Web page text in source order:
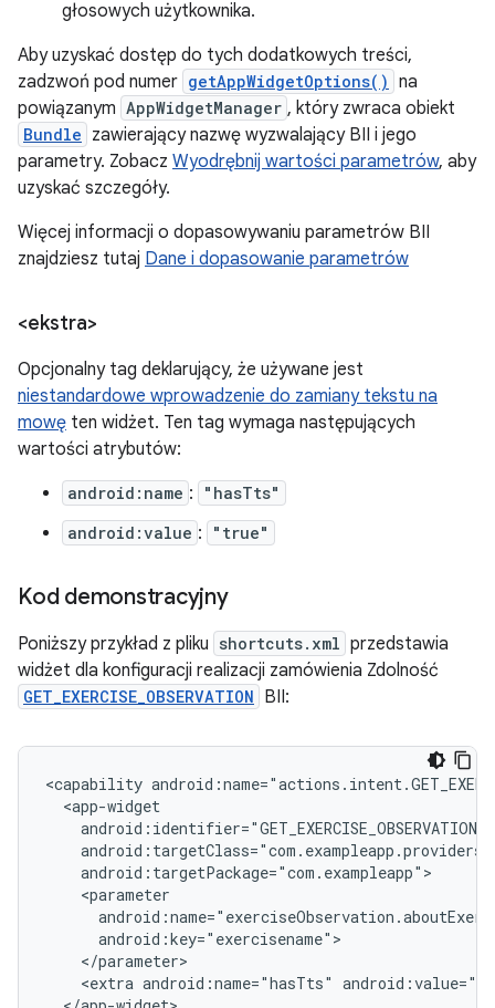
głosowych użytkownika.
Aby uzyskać dostęp do tych dodatkowych treści,
zadzwoń pod numer getAppWidgetOptions() na
powiązanym AppWidgetManager , który zwraca obiekt
Bundle zawierający nazwę wyzwalający BII i jego
parametry. Zobacz Wyodrębnij wartości parametrów, aby
uzyskać szczegóły.
Więcej informacji o dopasowywaniu parametrów BII
znajdziesz tutaj Dane i dopasowanie parametrów
<ekstra>
Opcjonalny tag deklarujący, że używane jest
niestandardowe wprowadzenie do zamiany tekstu na
mowę ten widżet. Ten tag wymaga następujących
wartości atrybutów:
android:name :
"hasTts"
android:value : "true"
Kod demonstracyjny
Poniższy przykład z pliku shortcuts.xml przedstawia
widżet dla konfiguracji realizacji zamówienia Zdolność
GET_EXERCISE_OBSERVATION BII:
<capability
<extra android:name="hasTts"